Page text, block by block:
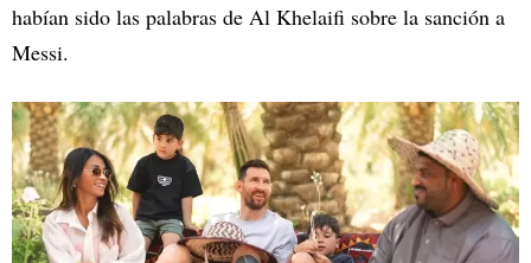
habían sido las palabras de Al Khelaifi sobre la sanción a
Messi.